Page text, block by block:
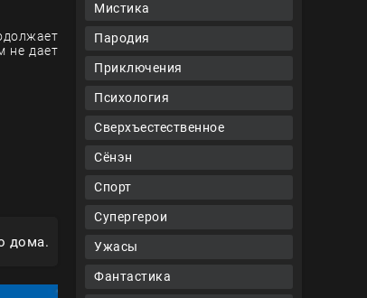
Мистика
Пародия
Приключения
Психология
Сверхъестественное
Сёнэн
Спорт
Супергерои
Ужасы
Фантастика
не дает
дома.